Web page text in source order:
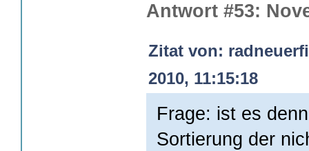
Antwort #53:
Zitat von:
2010, 11:15:18
Frage: ist es
Sortierung der